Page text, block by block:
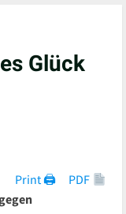
Glück
Print 🖨
PDF